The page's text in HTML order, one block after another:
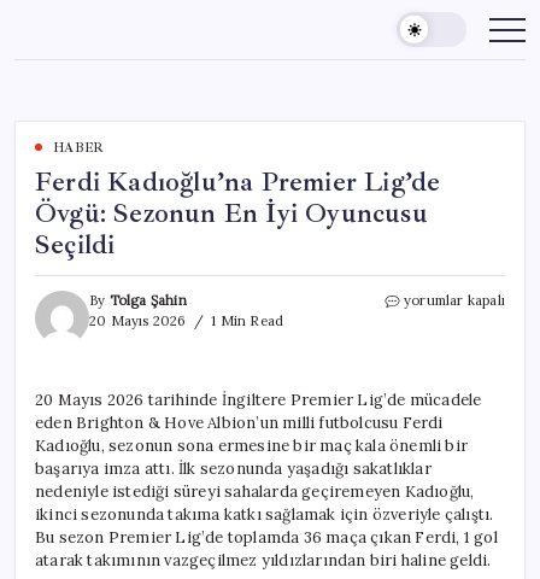
content
HABER
Ferdi Kadıoğlu’na Premier Lig’de
Övgü: Sezonun En İyi Oyuncusu
Seçildi
By Tolga Şahin
20 Mayıs 2026
1 Min Read
Ferdi
Sezonun
En
İyi
Oyuncusu
Seçildi
yorumlar kapalı
20 Mayıs 2026 tarihinde İngiltere Premier Lig’de mücadele
eden Brighton & Hove Albion’un milli futbolcusu Ferdi
Kadıoğlu, sezonun sona ermesine bir maç kala önemli bir
başarıya imza attı. İlk sezonunda yaşadığı sakatlıklar
nedeniyle istediği süreyi sahalarda geçiremeyen Kadıoğlu,
ikinci sezonunda takıma katkı sağlamak için özveriyle çalıştı.
Bu sezon Premier Lig’de toplamda 36 maça çıkan Ferdi, 1 gol
atarak takımının vazgeçilmez yıldızlarından biri haline geldi.